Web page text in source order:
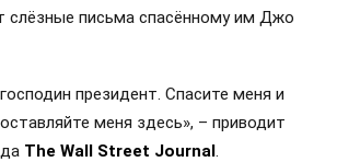
слёзные письма спасённому им Джо
президент. Спасите меня и
меня здесь», – приводит
The Wall Street Journal.